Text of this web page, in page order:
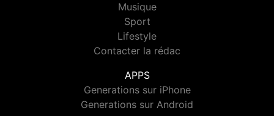
Musique
Sport
Lifestyle
Contacter la rédac
APPS
Generations sur iPhone
Generations sur Android